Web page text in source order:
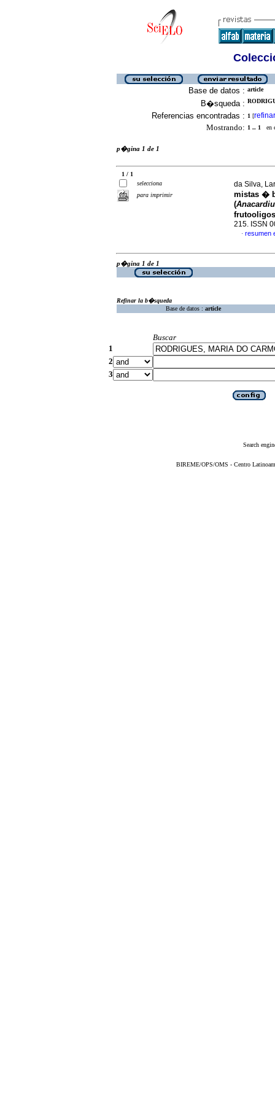
Base de datos : article
B�squeda :
Referencias encontradas : 1 [refinar
Mostrando: 1 .. 1 en
p�gina 1 de 1
1 / 1
selecciona
para imprimir
da Silva,
mistas �
(
215. ISSN
· resumen
p�gina 1 de 1
Refinar la b�squeda
Base de datos : article
Buscar
1
2
3
Search
BIREME/OPS/OMS - Centro